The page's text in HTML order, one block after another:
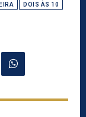
DOIS ÀS 10